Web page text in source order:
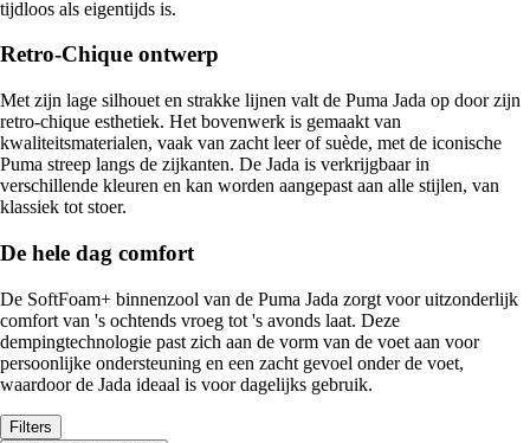
tijdloos als eigentijds is.
Retro-Chique ontwerp
Met zijn lage silhouet en strakke lijnen valt de Puma Jada op door zijn
retro-chique esthetiek. Het bovenwerk is gemaakt van
kwaliteitsmaterialen, vaak van zacht leer of suède, met de iconische
Puma streep langs de zijkanten. De Jada is verkrijgbaar in
verschillende kleuren en kan worden aangepast aan alle stijlen, van
klassiek tot stoer.
De hele dag comfort
De SoftFoam+ binnenzool van de Puma Jada zorgt voor uitzonderlijk
comfort van 's ochtends vroeg tot 's avonds laat. Deze
dempingtechnologie past zich aan de vorm van de voet aan voor
persoonlijke ondersteuning en een zacht gevoel onder de voet,
waardoor de Jada ideaal is voor dagelijks gebruik.
Filters